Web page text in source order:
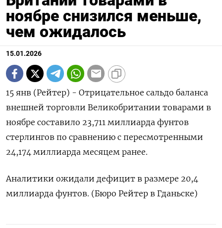
ноябре снизился меньше,
чем ожидалось
15.01.2026
15 янв (Рейтер) - ⁠Отрицательное сальдо баланса
внешней торговли ⁠Великобритании ​товарами в
⁠ноябре ⁠составило 23,‌711 миллиарда ‍фунтов
‌стерлингов по ​сравнению с пересмотренными
24,⁠174 ‍миллиарда месяцем ‌ранее.
Аналитики ожидали дефицит в размере ‍20,‍4
миллиарда ‍фунтов. (Бюро Рейтер ⁠в Гданьске)